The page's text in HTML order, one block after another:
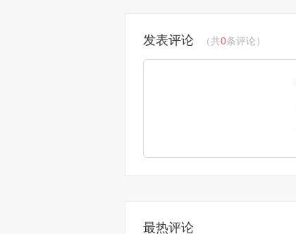
发表评论 （共0条评论）
最热评论